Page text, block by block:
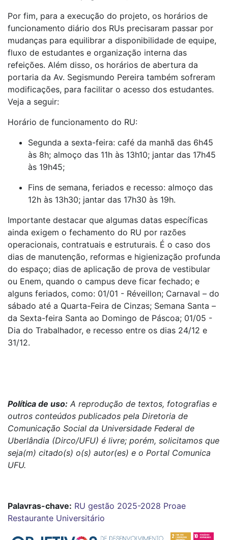
Por fim, para a execução do projeto, os horários de
funcionamento diário dos RUs precisaram passar por
mudanças para equilibrar a disponibilidade de equipe,
fluxo de estudantes e organização interna das
refeições. Além disso, os horários de abertura da
portaria da Av. Segismundo Pereira também sofreram
modificações, para facilitar o acesso dos estudantes.
Veja a seguir:
Horário de funcionamento do RU:
Segunda a sexta-feira: café da manhã das 6h45
às 8h; almoço das 11h às 13h10; jantar das 17h45
às 19h45;
Fins de semana, feriados e recesso: almoço das
12h às 13h30; jantar das 17h30 às 19h.
Importante destacar que algumas datas específicas
ainda exigem o fechamento do RU por razões
operacionais, contratuais e estruturais. É o caso dos
dias de manutenção, reformas e higienização profunda
do espaço; dias de aplicação de prova de vestibular
ou Enem, quando o campus deve ficar fechado; e
alguns feriados, como: 01/01 - Réveillon; Carnaval – do
sábado até a Quarta-Feira de Cinzas; Semana Santa –
da Sexta-feira Santa ao Domingo de Páscoa; 01/05 -
Dia do Trabalhador, e recesso entre os dias 24/12 e
31/12.
Política de uso: A reprodução de textos, fotografias e
outros conteúdos publicados pela Diretoria de
Comunicação Social da Universidade Federal de
Uberlândia (Dirco/UFU) é livre; porém, solicitamos que
seja(m) citado(s) o(s) autor(es) e o Portal Comunica
UFU.
Palavras-chave: RU gestão 2025-2028 Proae
Restaurante Universitário